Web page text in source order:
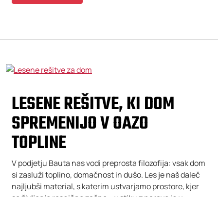
LESENE REŠITVE, KI DOM
SPREMENIJO V OAZO
TOPLINE
V podjetju Bauta nas vodi preprosta filozofija: vsak dom
si zasluži toplino, domačnost in dušo. Les je naš daleč
najljubši material, s katerim ustvarjamo prostore, kjer